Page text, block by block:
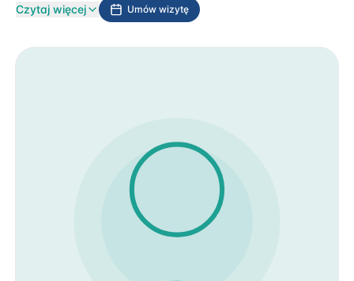
związany z interną psów i kotów, gdzie pod okiem lekarzy
poszerzałem swoją wiedzę. Ukończyłem kurs radiologii klatki
trzech Boston Terrierów Marysi, Marcela oraz Klary, z którymi
Czytaj więcej Umów wizytę